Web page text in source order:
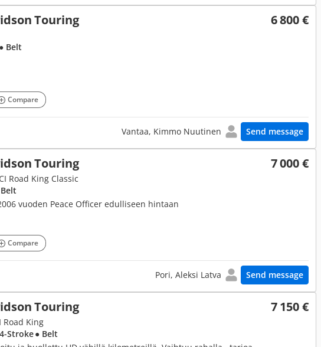
Touring 6 800 €
● Belt
Compare
Vantaa, Kimmo Nuutinen Send message
Touring 7 000 €
Road King Classic
vuoden Peace Officer edulliseen hintaan
Compare
Pori, Aleksi Latva Send message
Touring 7 150 €
Road King
Stroke● Belt